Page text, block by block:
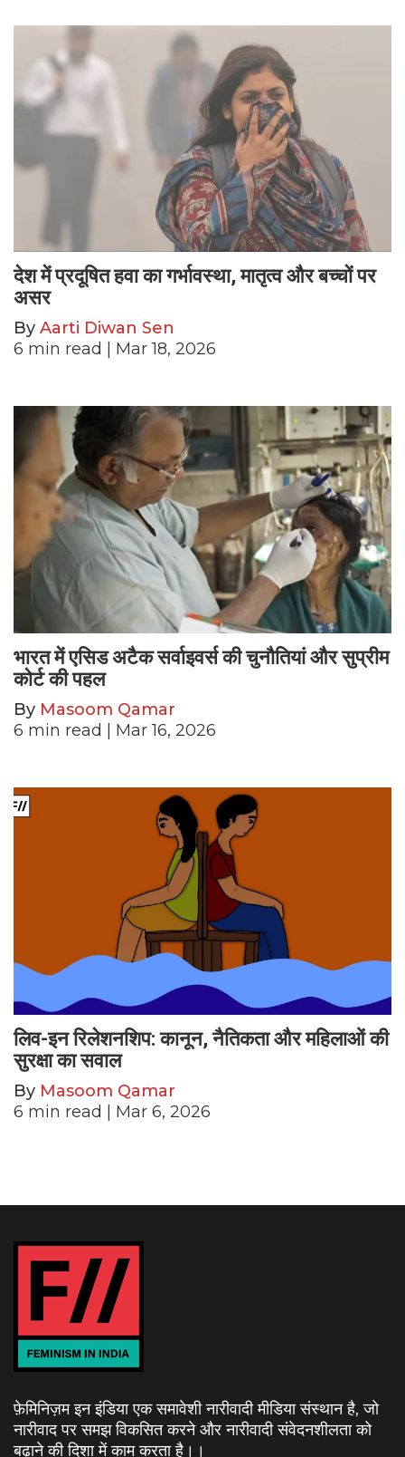
देश में प्रदूषित हवा का गर्भावस्था, मातृत्व और बच्चों पर
असर
By Aarti Diwan Sen
6 min read | Mar 18, 2026
भारत में एसिड अटैक सर्वाइवर्स की चुनौतियां और सुप्रीम
कोर्ट की पहल
By Masoom Qamar
6 min read | Mar 16, 2026
लिव-इन रिलेशनशिप: कानून, नैतिकता और महिलाओं की
सुरक्षा का सवाल
By Masoom Qamar
6 min read | Mar 6, 2026
फ़ेमिनिज़म इन इंडिया एक समावेशी नारीवादी मीडिया संस्थान है, जो
नारीवाद पर समझ विकसित करने और नारीवादी संवेदनशीलता को
बढ़ाने की दिशा में काम करता है। ।